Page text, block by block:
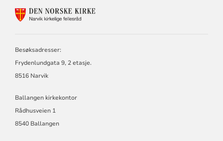
Besøksadresser:
Frydenlundgata 9, 2 etasje.
8516 Narvik
Ballangen kirkekontor
Rådhusveien 1
8540 Ballangen